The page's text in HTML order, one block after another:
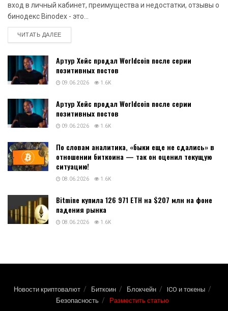
вход в личный кабинет, преимущества и недостатки, отзывы о
бинодекс Binodex - это...
ЧИТАТЬ ДАЛЕЕDETAILS
Артур Хейс продал Worldcoin после серии
позитивных постов
09.06.2026 1.6K
Артур Хейс продал Worldcoin после серии
позитивных постов
09.06.2026 1.6K
По словам аналитика, «быки еще не сдались» в
отношении биткоина — так он оценил текущую
ситуацию!
08.06.2026 1.6K
Bitmine купила 126 971 ETH на $207 млн на фоне
падения рынка
08.06.2026 1.6K
Новости криптовалют Биткоин Блокчейн
ICO и токены
Безопасность
Разместить статью